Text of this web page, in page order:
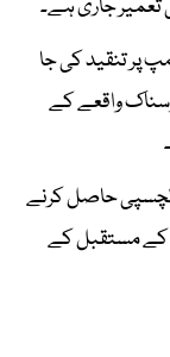
تعمیر جاری ہے۔
پر تنقید کی جا
واقعے کے
حاصل کرنے
کے مستقبل کے